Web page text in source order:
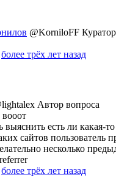
@KorniloFF
более трёх лет назад
Автор вопроса
вооот
есть ли какая-
сайтов пользователь
несколько
более трёх лет назад